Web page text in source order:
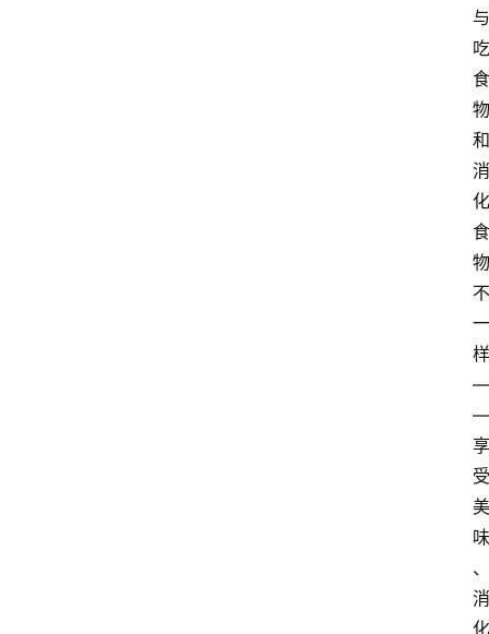
与
吃
食
物
和
消
化
食
物
不
一
样
—
—
享
受
美
味
、
消
化